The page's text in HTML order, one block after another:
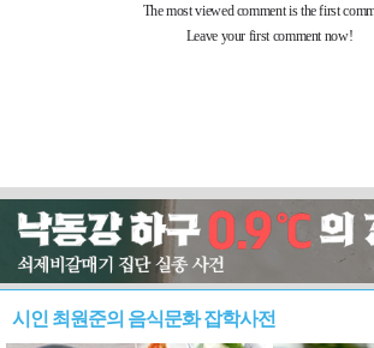
시인 최원준의 음식문화 잡학사전